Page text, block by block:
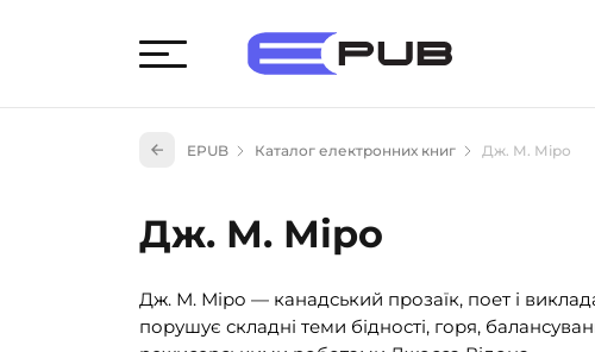
Художня
(527)
EPUB Каталог електронних книг Дж. М. Міро
Дж. М. Міро
Дж. М. Міро — канадський прозаїк, поет і
порушує складні теми бідності, горя,